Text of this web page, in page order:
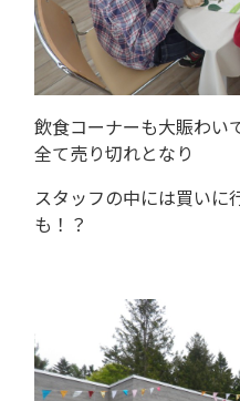
飲食コーナーも大賑わい
全て売り切れとなり
スタッフの中には買いに
も！？